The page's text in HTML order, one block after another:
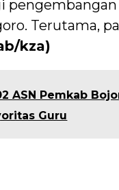
Terutama,
kza)
ASN Pemkab
Guru